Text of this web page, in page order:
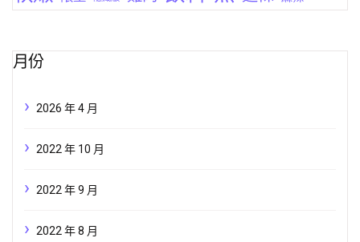
月份
2026 年 4 月
2022 年 10 月
2022 年 9 月
2022 年 8 月